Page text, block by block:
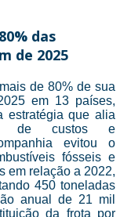
das
de 2025
de 80% de sua
em 13 países,
estratégia que alia
de custos e
evitou o
fósseis e
em relação a 2022,
450 toneladas
anual de 21 mil
da frota por